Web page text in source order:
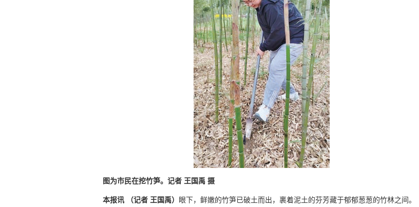
图为市民在挖竹笋。记者 王国禹 摄
本报讯 （记者 王国禹）
眼下，鲜嫩的竹笋已破土而出，裹着泥土的芬芳藏于郁郁葱葱的竹林之间。